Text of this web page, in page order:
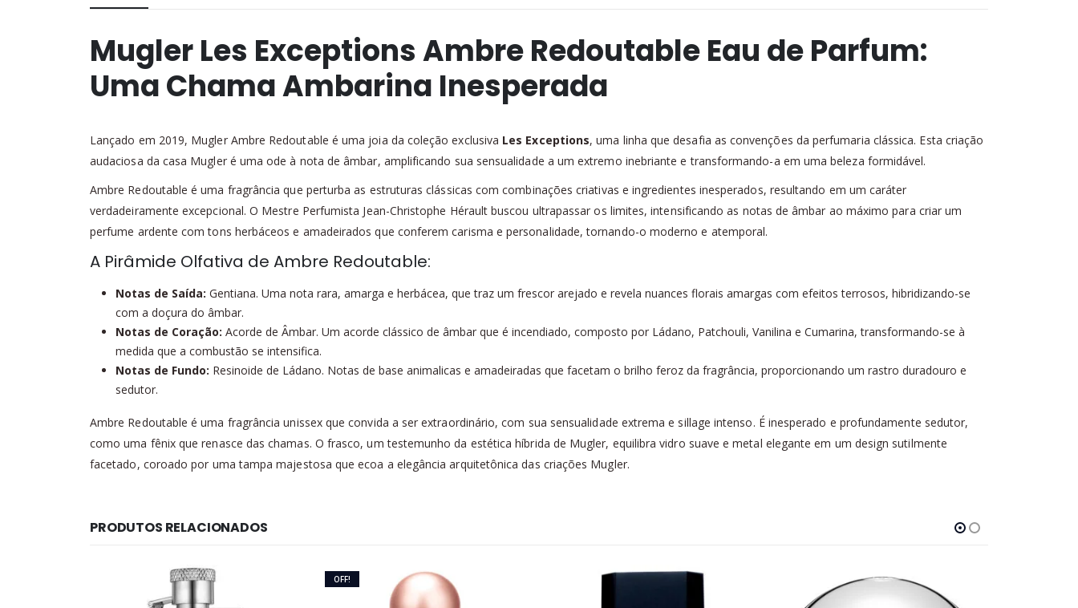
Mugler Les Exceptions Ambre Redoutable Eau de Parfum:
Uma Chama Ambarina Inesperada
Lançado em 2019, Mugler Ambre Redoutable é uma joia da coleção exclusiva Les Exceptions, uma linha que desafia as convenções da perfumaria clássica. Esta criação
audaciosa da casa Mugler é uma ode à nota de âmbar, amplificando sua sensualidade a um extremo inebriante e transformando-a em uma beleza formidável.
Ambre Redoutable é uma fragrância que perturba as estruturas clássicas com combinações criativas e ingredientes inesperados, resultando em um caráter
verdadeiramente excepcional. O Mestre Perfumista Jean-Christophe Hérault buscou ultrapassar os limites, intensificando as notas de âmbar ao máximo para criar um
perfume ardente com tons herbáceos e amadeirados que conferem carisma e personalidade, tornando-o moderno e atemporal.
A Pirâmide Olfativa de Ambre Redoutable:
Notas de Saída: Gentiana. Uma nota rara, amarga e herbácea, que traz um frescor arejado e revela nuances florais amargas com efeitos terrosos, hibridizando-se
com a doçura do âmbar.
Notas de Coração: Acorde de Âmbar. Um acorde clássico de âmbar que é incendiado, composto por Ládano, Patchouli, Vanilina e Cumarina, transformando-se à
medida que a combustão se intensifica.
Notas de Fundo: Resinoide de Ládano. Notas de base animalicas e amadeiradas que facetam o brilho feroz da fragrância, proporcionando um rastro duradouro e
sedutor.
Ambre Redoutable é uma fragrância unissex que convida a ser extraordinário, com sua sensualidade extrema e sillage intenso. É inesperado e profundamente sedutor,
como uma fênix que renasce das chamas. O frasco, um testemunho da estética híbrida de Mugler, equilibra vidro suave e metal elegante em um design sutilmente
facetado, coroado por uma tampa majestosa que ecoa a elegância arquitetônica das criações Mugler.
PRODUTOS RELACIONADOS
OFF!